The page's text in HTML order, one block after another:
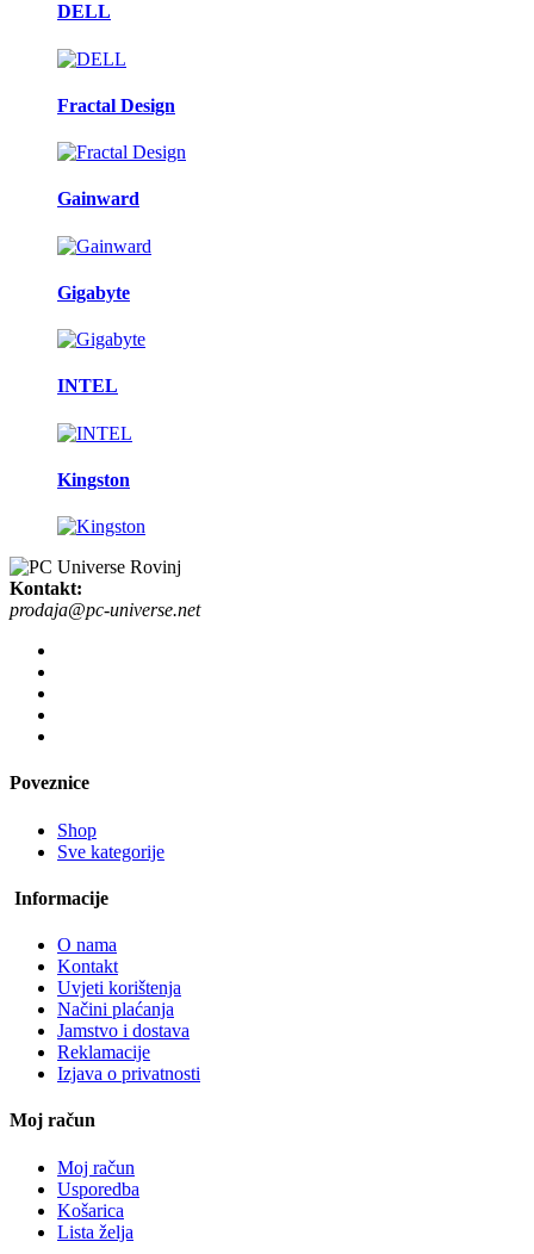
DELL
Fractal Design
Gainward
Gigabyte
INTEL
Kingston
Kontakt:
prodaja@pc-universe.net
Poveznice
Shop
Sve kategorije
Informacije
O nama
Kontakt
Uvjeti korištenja
Načini plaćanja
Jamstvo i dostava
Reklamacije
Izjava o privatnosti
Moj račun
Moj račun
Usporedba
Košarica
Lista želja